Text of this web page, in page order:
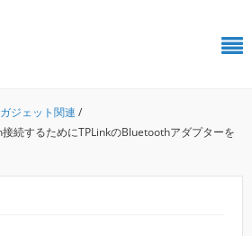
ガジェット関連 /
接続するためにTPLinkのBluetoothアダプターを